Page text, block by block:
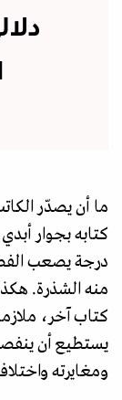
ما أن يصدّر
كتابه بجوار
درجة يصعب
منه الشذرة.
كتاب آخر،
يستطيع أن
ومغايرته